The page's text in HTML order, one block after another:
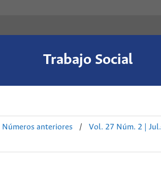
Trabajo Social
Números anteriores / Vol. 27 Núm. 2 |